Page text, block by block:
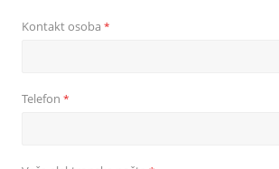
Kontakt osoba *
Telefon *